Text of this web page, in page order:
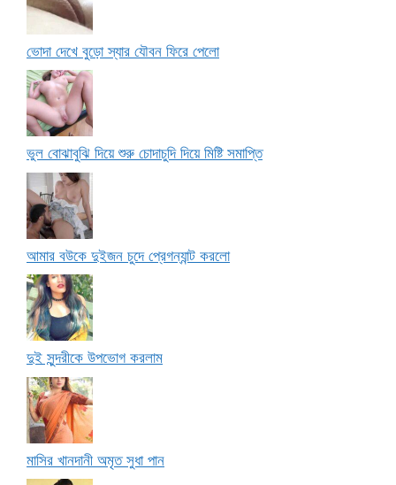
ভোদা দেখে বুড়ো স্যার যৌবন ফিরে পেলো
ভুল বোঝাবুঝি দিয়ে শুরু চোদাচুদি দিয়ে মিষ্টি সমাপ্তি
আমার বউকে দুইজন চুদে প্রেগন্যান্ট করলো
দুই সুন্দরীকে উপভোগ করলাম
মাসির খানদানী অমৃত সুধা পান